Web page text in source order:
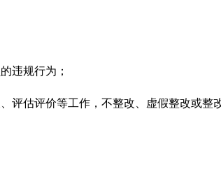
违规行为；
估评价等工作，不整改、虚假整改或整